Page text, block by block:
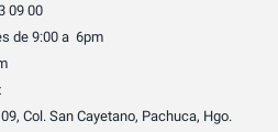
09 00
de 9:00 a 6pm
Col. San Cayetano, Pachuca, Hgo.